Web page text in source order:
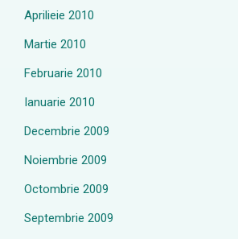
Aprilieie 2010
Martie 2010
Februarie 2010
Ianuarie 2010
Decembrie 2009
Noiembrie 2009
Octombrie 2009
Septembrie 2009